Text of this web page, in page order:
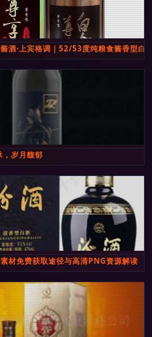
酱酒·上宾格调｜52/53度纯粮食酱香型
，岁月馥郁
材免费获取途径与高清PNG资源解读